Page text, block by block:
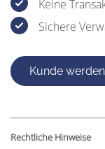
Keine
Sichere
Kunde werden
Rechtliche Hinweise